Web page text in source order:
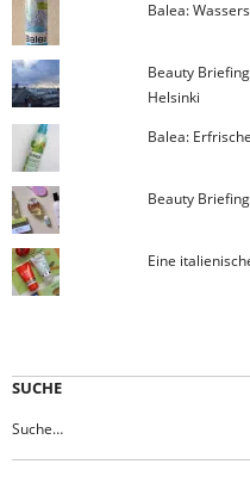
Balea:
Beauty
Helsinki
Balea:
Beauty
Eine
SUCHE